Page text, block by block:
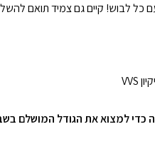
לבוש! קיים גם צמיד תואם
כדי למצוא את הגודל המושלם